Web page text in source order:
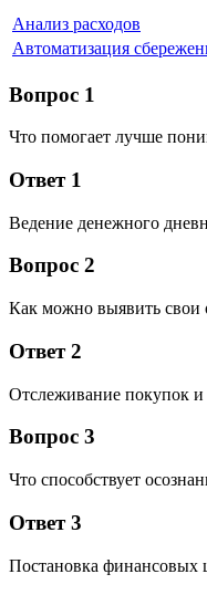
Анализ расходов
Автоматизация
Вопрос 1
Что помогает лучше
Ответ 1
Ведение денежного
Вопрос 2
Как можно выявить
Ответ 2
Отслеживание покупок и
Вопрос 3
Что способствует
Ответ 3
Постановка финансовых